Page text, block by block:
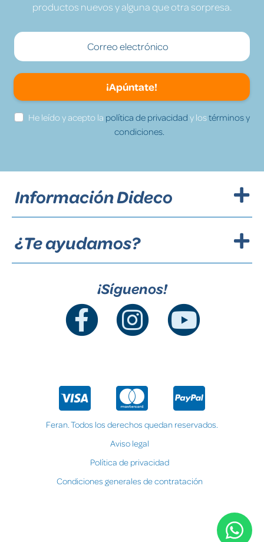
productos nuevos y alguna que otra sorpresa.
¡Apúntate!
He leído y acepto la política de privacidad y lostérminos y
condiciones.
Información Dideco
¿Te ayudamos?
¡Síguenos!
Feran. Todos los derechos quedan reservados.
Aviso legal
Política de privacidad
Condiciones generales de contratación